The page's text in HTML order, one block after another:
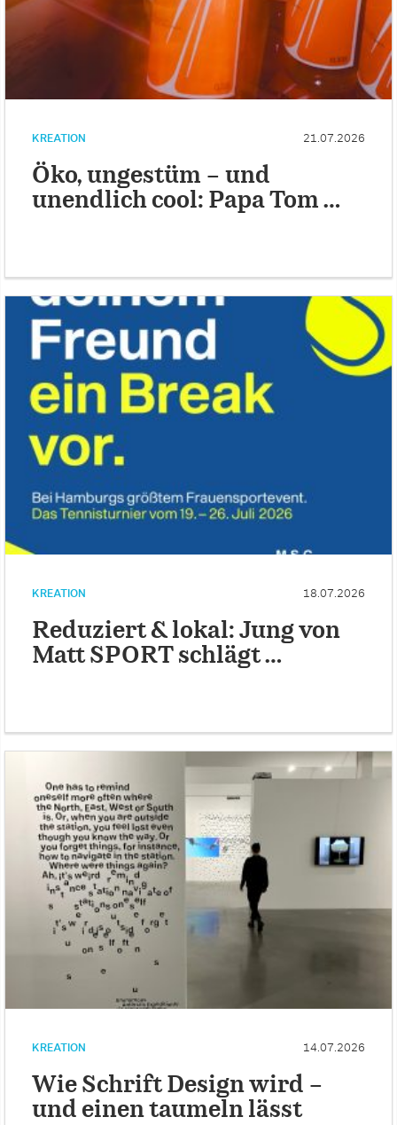
KREATION 21.07.2026
Öko, ungestüm – und
unendlich cool: Papa Tom …
KREATION 18.07.2026
Reduziert & lokal: Jung von
Matt SPORT schlägt …
KREATION 14.07.2026
Wie Schrift Design wird –
und einen taumeln lässt